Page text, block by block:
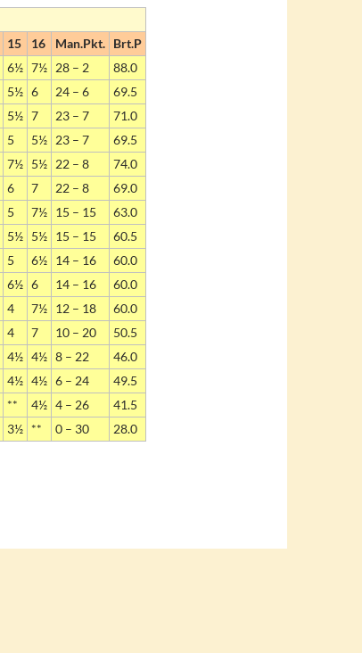
15 16 Man.Pkt. Brt.P
6½ 7½ 28 – 2
88.0
5½ 6 24 – 6
69.5
5½ 7 23 – 7
71.0
5 5½ 23 – 7
69.5
7½ 5½ 22 – 8
74.0
6 7 22 – 8
69.0
5 7½ 15 – 15
63.0
5½ 5½ 15 – 15
60.5
5 6½ 14 – 16
60.0
6½ 6 14 – 16
60.0
4 7½ 12 – 18
60.0
4 7 10 – 20
50.5
4½ 4½ 8 – 22
46.0
4½ 4½ 6 – 24
49.5
** 4½ 4 – 26
41.5
3½ ** 0 – 30 28.0